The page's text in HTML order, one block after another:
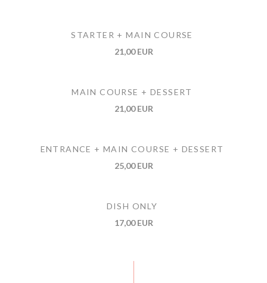
STARTER + MAIN COURSE
21,00 EUR
MAIN COURSE + DESSERT
21,00 EUR
ENTRANCE + MAIN COURSE + DESSERT
25,00 EUR
DISH ONLY
17,00 EUR